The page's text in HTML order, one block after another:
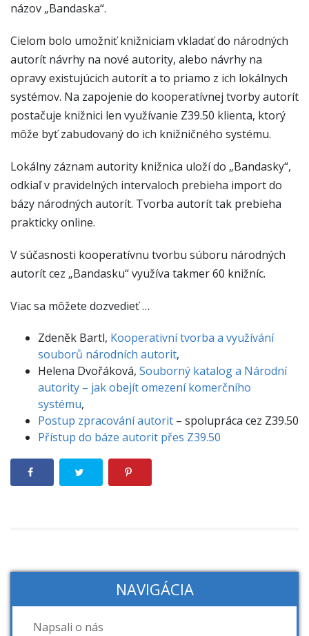
názov „Bandaska“.
Cielom bolo umožniť knižniciam vkladať do národných
autorít návrhy na nové autority, alebo návrhy na
opravy existujúcich autorít a to priamo z ich lokálnych
systémov. Na zapojenie do kooperatívnej tvorby autorít
postačuje knižnici len využívanie Z39.50 klienta, ktorý
môže byť zabudovaný do ich knižničného systému.
Lokálny záznam autority knižnica uloží do „Bandasky“,
odkiaľ v pravidelných intervaloch prebieha import do
bázy národných autorít. Tvorba autorít tak prebieha
prakticky online.
V súčasnosti kooperatívnu tvorbu súboru národných
autorít cez „Bandasku“ využíva takmer 60 knižníc.
Viac sa môžete dozvedieť …
Zdeněk Bartl, Kooperativní tvorba a využívání
souborů národních autorit,
Helena Dvořáková, Souborný katalog a Národní
autority – jak obejít omezení komerčního
systému,
Postup zpracování autorit – spolupráca cez Z39.50
Přístup do báze autorit přes Z39.50
NAVIGÁCIA
Napsali o nás